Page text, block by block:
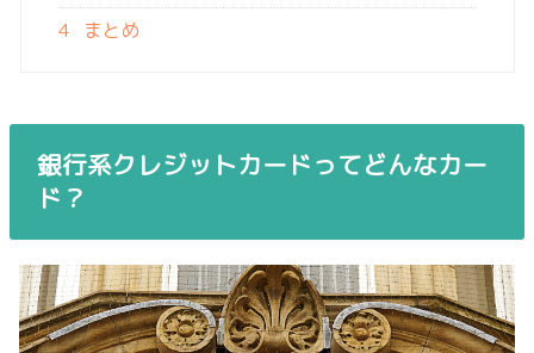
4
まとめ
銀行系クレジットカードってどんなカー
ド？